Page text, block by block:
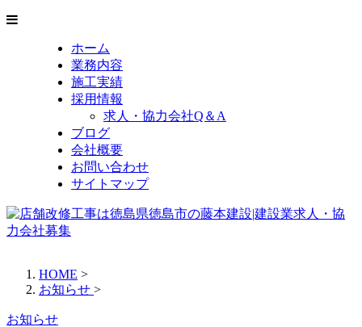
ホーム
業務内容
施工実績
採用情報
求人・協力会社Q＆A
ブログ
会社概要
お問い合わせ
サイトマップ
HOME >
お知らせ >
お知らせ